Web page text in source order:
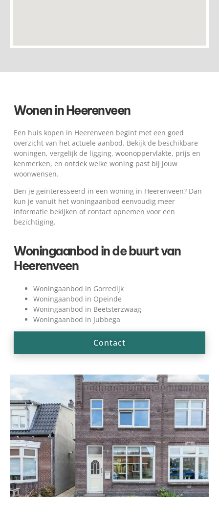
Wonen in Heerenveen
Een huis kopen in Heerenveen begint met een goed
overzicht van het actuele aanbod. Bekijk de beschikbare
woningen, vergelijk de ligging, woonoppervlakte, prijs en
kenmerken, en ontdek welke woning past bij jouw
woonwensen.
Ben je geïnteresseerd in een woning in Heerenveen? Dan
kun je vanuit het woningaanbod eenvoudig meer
informatie bekijken of contact opnemen voor een
bezichtiging.
Woningaanbod in de buurt van
Heerenveen
Woningaanbod in Gorredijk
Woningaanbod in Opeinde
Woningaanbod in Beetsterzwaag
Woningaanbod in Jubbega
Contact